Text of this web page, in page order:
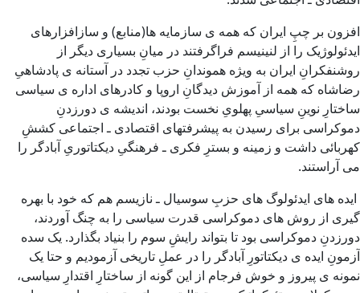
افزون بر چپِ ایران که همه ی سازمایه ها(منابع) و سازافزارهای
ایدئولوژیک را از لنینیسم فراگرفتند در میانِ بسیاری دیگر از
روشنفکرانِ ایران به ویژه هموندانِ حزب تجدد در آستانه ی پادشاهیِ
رضاشاه که همه از آموزش دیدگانِ اروپا و کادرهای اداره ی سیاسی
ساختارِ نوینِ سیاسیِ پهلویِ نخست بودند، اندیشه ی دورزدنِ
دموکراسی برای رسیدن به پیشرفتهای اقتصادی ـ اجتماعی کششِ
کهربائی داشت و زمینه و بسترِ فکری ـ فرهنگیِ دیکتاتوریِ آبادگر را
می آراستند.
ایده های ایدئولوگ های حزبِ سوسیال ـ نازیسم هم که خود با بهره
گیری از روش های دموکراسی قدرت سیاسی را به چنگ آوردند،
دورزدنِ دموکراسی بود تا بتواند رايشِ سوم را بنیاد بگذارد. یک سده
آزمونِ ایده ی دیکتاتورِ آبادگر را در عملِ تاریخی آزمودیم و حتا یک
نمونه ی پیروز و خوش فرجام از این گونه از ساختارِ اقتدارِ سیاسی،